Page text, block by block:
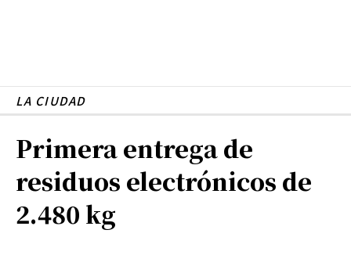
LA CIUDAD
Primera entrega de
residuos electrónicos de
2.480 kg